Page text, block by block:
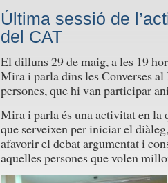
Última sessió de
del CAT
El dilluns 29 de maig, a les 19
Mira i parla dins les Converses
persones, que hi van participar
Mira i parla és una activitat en
que serveixen per iniciar el
afavorir el debat argumentat i
aquelles persones que volen